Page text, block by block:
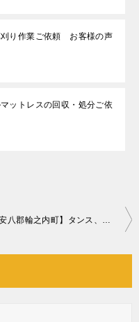
刈り作業ご依頼 お客様の声
マットレスの回収・処分ご依
【安八郡輪之内町】タンス、座布団、布団、箱等の回収・処分ご依頼